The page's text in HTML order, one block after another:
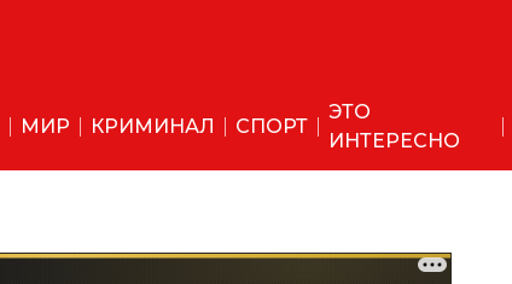
МИР КРИМИНАЛ СПОРТ
ЭТО
ИНТЕРЕСНО